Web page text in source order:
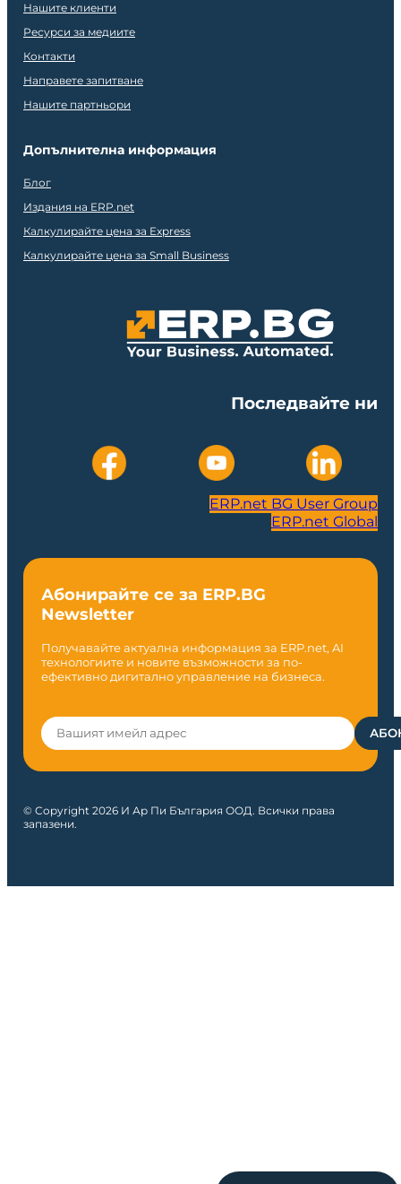
Нашите клиенти
Ресурси за медиите
Контакти
Направете запитване
Нашите партньори
Допълнителна информация
Блог
Издания на ERP.net
Калкулирайте цена за Express
Калкулирайте цена за Small Business
Последвайте ни
ERP.net BG User Group
ERP.net Global
Абонирайте се за ERP.BG
Newsletter
Получавайте актуална информация за ERP.net, AI
технологиите и новите възможности за по-
ефективно дигитално управление на бизнеса.
© Copyright 2026 И Ар Пи България ООД. Всички права
запазени.